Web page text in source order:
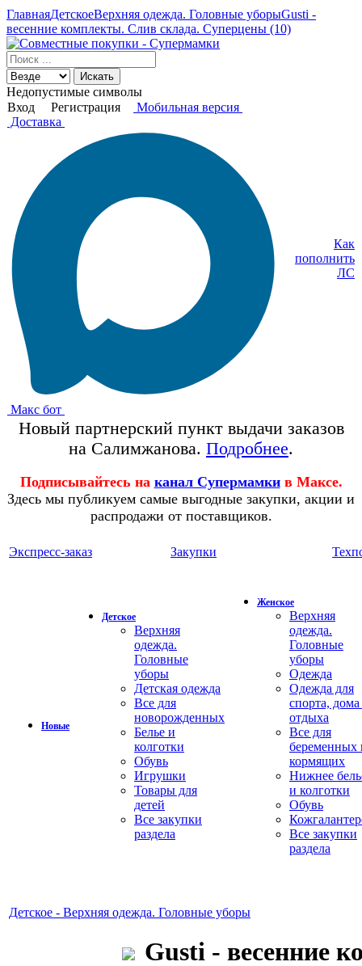
ГлавнаяДетскоеВерхняя одежда. Головные уборыGusti -
весенние комплекты. Слив склада. Суперцены (10)
Искать
Недопустимые символы
Вход
Регистрация
Мобильная версия
Доставка
Макс бот
Как
пополнить
ЛС
Новый партнерский пункт выдачи заказов
на Салимжанова. Подробнее.
Подписывайтесь на канал Супермамки в Максе.
Здесь мы публикуем самые выгодные закупки, акции и
распродажи от поставщиков.
Экспресс-заказ Закупки
Новые
Детское
Верхняя
одежда.
Головные
уборы
Детская одежда
Все для
новорожденных
Белье и
колготки
Обувь
Игрушки
Товары для
детей
Все закупки
раздела
Женское
Верхняя
одежда.
Головные
уборы
Одежда
Одежда для
спорта,
отдыха
Все для
беременных
кормящих
Нижнее
и колготки
Обувь
Все закупки
раздела
Детское - Верхняя одежда. Головные уборы
Gusti - весенние